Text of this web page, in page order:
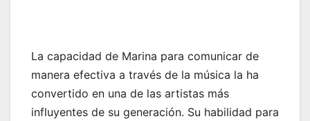
La capacidad de Marina para comunicar de
manera efectiva a través de la música la ha
convertido en una de las artistas más
influyentes de su generación. Su habilidad para